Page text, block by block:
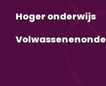
Hoger onderwijs